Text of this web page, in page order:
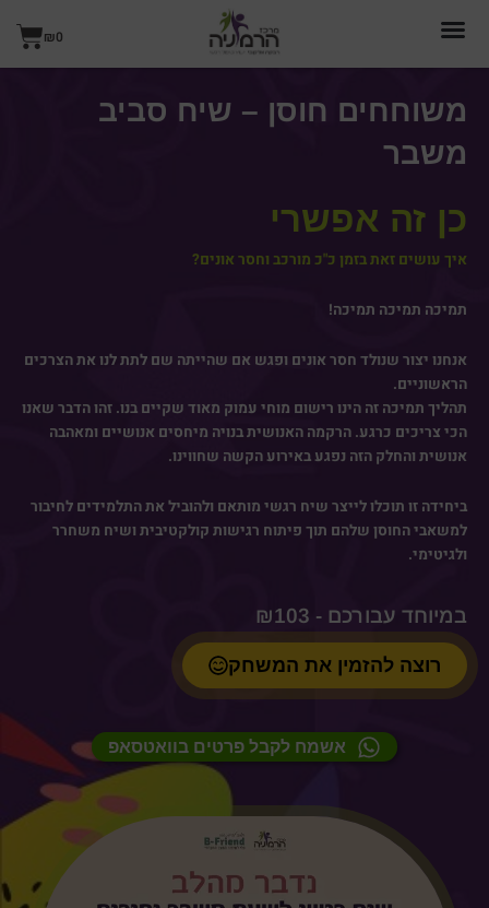
לתוכן
₪0
משוחחים חוסן – שיח סביב
משבר
כן זה אפשרי
איך עושים זאת בזמן כ"כ מורכב וחסר אונים?
תמיכה תמיכה תמיכה!
אנחנו יצור שנולד חסר אונים ופגש אם שהייתה שם לתת לנו את הצרכים
הראשוניים.
תהליך תמיכה זה הינו רישום מוחי עמוק מאוד שקיים בנו. זהו הדבר שאנו
הכי צריכים כרגע. הרקמה האנושית בנויה מיחסים אנושיים ומאהבה
אנושית והחלק הזה נפגע באירוע הקשה שחווינו.
ביחידה זו תוכלו לייצר שיח רגשי מותאם ולהוביל את התלמידים לחיבור
למשאבי החוסן שלהם תוך פיתוח רגישות קולקטיבית ושיח משחרר
ולגיטימי.
₪103
רוצה להזמין את המשחק
אשמח לקבל פרטים בוואטסאפ